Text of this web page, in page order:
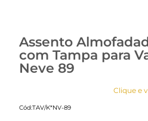
Assento
com Tampa para
Neve 89
Clique e
Cód:TAV/K*NV-89